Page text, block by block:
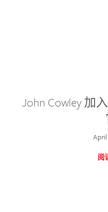
John Cowley 加
阅